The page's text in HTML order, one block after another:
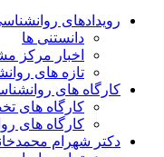
رویدادهای
دانستنی ها
اخبار مرکز
تازه های
کارگاه های
کارگاه های
کارگاه های
دکتر شهرام